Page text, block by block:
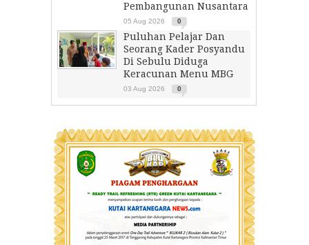
Pembangunan Nusantara
05 Aug 2026 0
Puluhan Pelajar Dan
Seorang Kader Posyandu
Di Sebulu Diduga
Keracunan Menu MBG
03 Aug 2026 0